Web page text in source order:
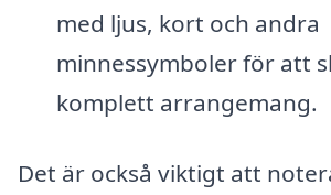
med ljus, kort och andra
minnessymboler för att
komplett arrangemang.
Det är också viktigt att